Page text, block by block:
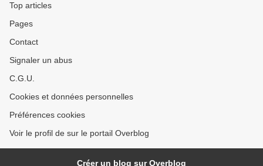
Top articles
Pages
Contact
Signaler un abus
C.G.U.
Cookies et données personnelles
Préférences cookies
Voir le profil de sur le portail Overblog
Créer un blog sur Overblog